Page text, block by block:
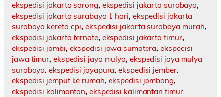
ekspedisi jakarta sorong, ekspedisi jakarta surabaya,
ekspedisi jakarta surabaya 1 hari, ekspedisi jakarta
surabaya kereta api, ekspedisi jakarta surabaya murah,
ekspedisi jakarta ternate, ekspedisi jakarta timur,
ekspedisi jambi, ekspedisi jawa sumatera, ekspedisi
jawa timur, ekspedisi jaya mulya, ekspedisi jaya mulya
surabaya, ekspedisi jayapura, ekspedisi jember,
ekspedisi jemput ke rumah, ekspedisi jombang,
ekspedisi kalimantan, ekspedisi kalimantan timur,